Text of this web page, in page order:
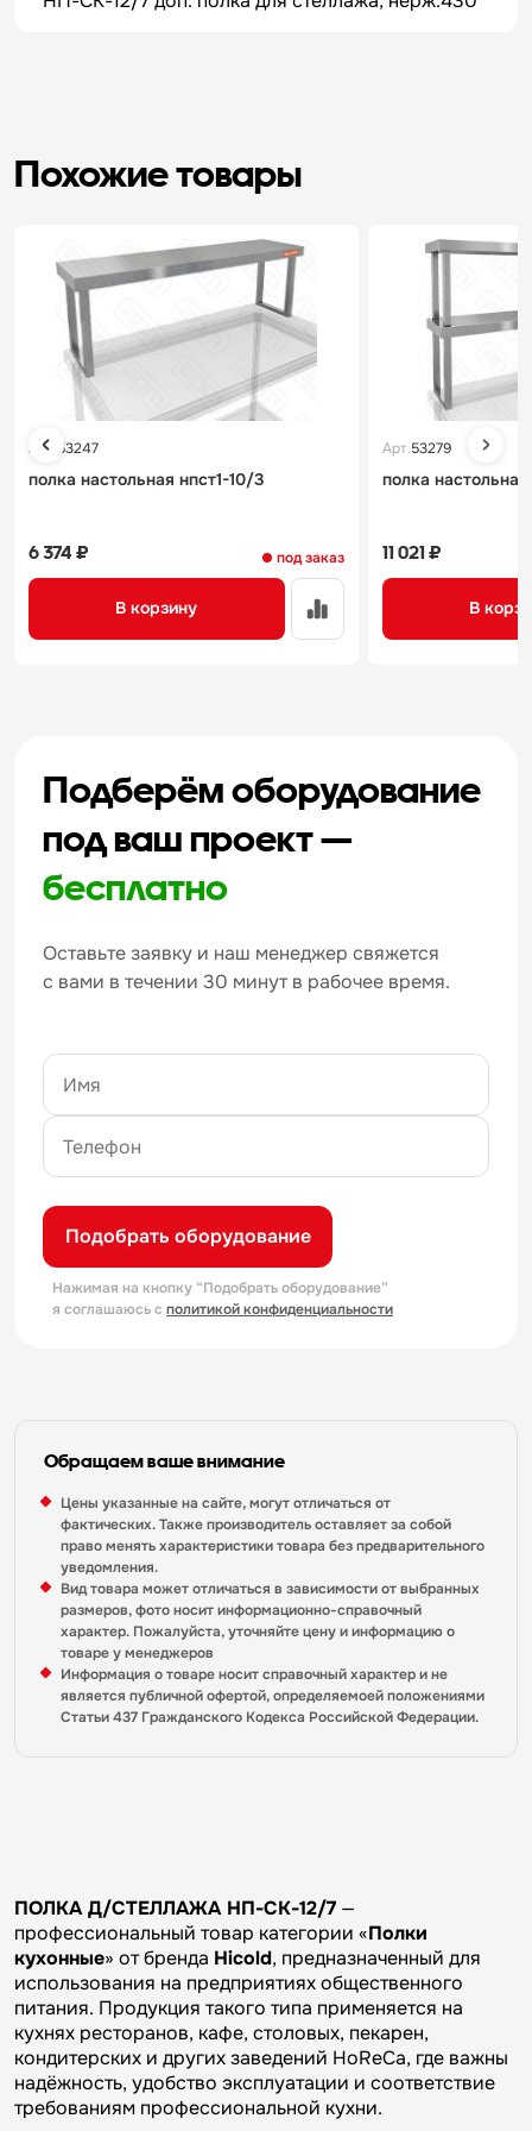
Похожие товары
Арт. 53247
полка настольная нпст1-10/3
под заказ
6 374 ₽
В корзину
Арт.53279
полка
11 021 ₽
В
Подберём оборудование
под ваш проект —
бесплатно
Оставьте заявку и наш менеджер свяжется
с вами в течении 30 минут в рабочее время.
Подобрать оборудование
Нажимая на кнопку “Подобрать оборудование”
я соглашаюсь с политикой конфиденциальности
Обращаем ваше внимание
Цены указанные на сайте, могут отличаться от
фактических. Также производитель оставляет за собой
право менять характеристики товара без предварительного
уведомления.
Вид товара может отличаться в зависимости от выбранных
размеров, фото носит информационно-справочный
характер. Пожалуйста, уточняйте цену и информацию о
товаре у менеджеров
Информация о товаре носит справочный характер и не
является публичной офертой, определяемоей положениями
Статьи 437 Гражданского Кодекса Российской Федерации.
ПОЛКА Д/СТЕЛЛАЖА НП-СК-12/7 —
профессиональный товар категории «Полки
кухонные» от бренда Hicold, предназначенный для
использования на предприятиях общественного
питания. Продукция такого типа применяется на
кухнях ресторанов, кафе, столовых, пекарен,
кондитерских и других заведений HoReCa, где важны
надёжность, удобство эксплуатации и соответствие
требованиям профессиональной кухни.